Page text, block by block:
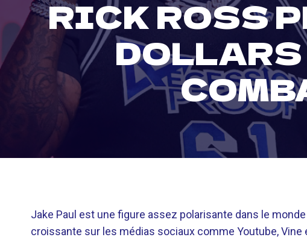
RICK ROSS
Jake Paul est une figure assez polarisante dans le
croissante sur les médias sociaux comme Youtube,